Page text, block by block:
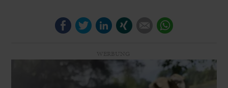
FacebookTwitterLinkedIn E-mail